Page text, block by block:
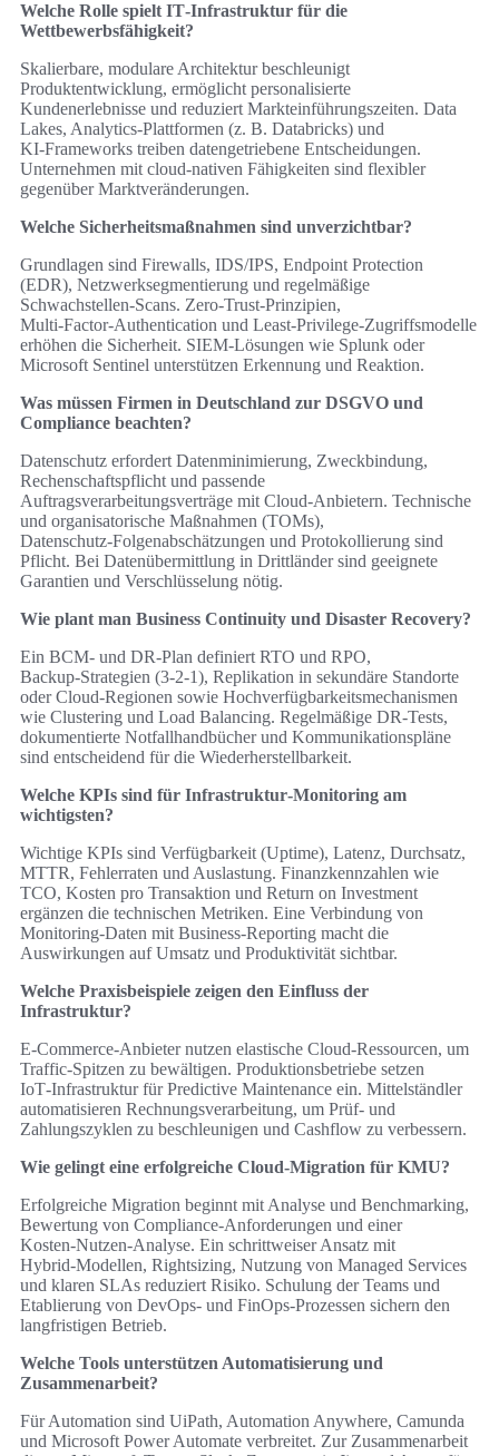
Welche Rolle spielt IT‑Infrastruktur für die
Wettbewerbsfähigkeit?
Skalierbare, modulare Architektur beschleunigt
Produktentwicklung, ermöglicht personalisierte
Kundenerlebnisse und reduziert Markteinführungszeiten. Data
Lakes, Analytics‑Plattformen (z. B. Databricks) und
KI‑Frameworks treiben datengetriebene Entscheidungen.
Unternehmen mit cloud‑nativen Fähigkeiten sind flexibler
gegenüber Marktveränderungen.
Welche Sicherheitsmaßnahmen sind unverzichtbar?
Grundlagen sind Firewalls, IDS/IPS, Endpoint Protection
(EDR), Netzwerksegmentierung und regelmäßige
Schwachstellen‑Scans. Zero‑Trust‑Prinzipien,
Multi‑Factor‑Authentication und Least‑Privilege‑Zugriffsmodelle
erhöhen die Sicherheit. SIEM‑Lösungen wie Splunk oder
Microsoft Sentinel unterstützen Erkennung und Reaktion.
Was müssen Firmen in Deutschland zur DSGVO und
Compliance beachten?
Datenschutz erfordert Datenminimierung, Zweckbindung,
Rechenschaftspflicht und passende
Auftragsverarbeitungsverträge mit Cloud‑Anbietern. Technische
und organisatorische Maßnahmen (TOMs),
Datenschutz‑Folgenabschätzungen und Protokollierung sind
Pflicht. Bei Datenübermittlung in Drittländer sind geeignete
Garantien und Verschlüsselung nötig.
Wie plant man Business Continuity und Disaster Recovery?
Ein BCM‑ und DR‑Plan definiert RTO und RPO,
Backup‑Strategien (3‑2‑1), Replikation in sekundäre Standorte
oder Cloud‑Regionen sowie Hochverfügbarkeitsmechanismen
wie Clustering und Load Balancing. Regelmäßige DR‑Tests,
dokumentierte Notfallhandbücher und Kommunikationspläne
sind entscheidend für die Wiederherstellbarkeit.
Welche KPIs sind für Infrastruktur‑Monitoring am
wichtigsten?
Wichtige KPIs sind Verfügbarkeit (Uptime), Latenz, Durchsatz,
MTTR, Fehlerraten und Auslastung. Finanzkennzahlen wie
TCO, Kosten pro Transaktion und Return on Investment
ergänzen die technischen Metriken. Eine Verbindung von
Monitoring‑Daten mit Business‑Reporting macht die
Auswirkungen auf Umsatz und Produktivität sichtbar.
Welche Praxisbeispiele zeigen den Einfluss der
Infrastruktur?
E‑Commerce‑Anbieter nutzen elastische Cloud‑Ressourcen, um
Traffic‑Spitzen zu bewältigen. Produktionsbetriebe setzen
IoT‑Infrastruktur für Predictive Maintenance ein. Mittelständler
automatisieren Rechnungsverarbeitung, um Prüf‑ und
Zahlungszyklen zu beschleunigen und Cashflow zu verbessern.
Wie gelingt eine erfolgreiche Cloud‑Migration für KMU?
Erfolgreiche Migration beginnt mit Analyse und Benchmarking,
Bewertung von Compliance‑Anforderungen und einer
Kosten‑Nutzen‑Analyse. Ein schrittweiser Ansatz mit
Hybrid‑Modellen, Rightsizing, Nutzung von Managed Services
und klaren SLAs reduziert Risiko. Schulung der Teams und
Etablierung von DevOps‑ und FinOps‑Prozessen sichern den
langfristigen Betrieb.
Welche Tools unterstützen Automatisierung und
Zusammenarbeit?
Für Automation sind UiPath, Automation Anywhere, Camunda
und Microsoft Power Automate verbreitet. Zur Zusammenarbeit